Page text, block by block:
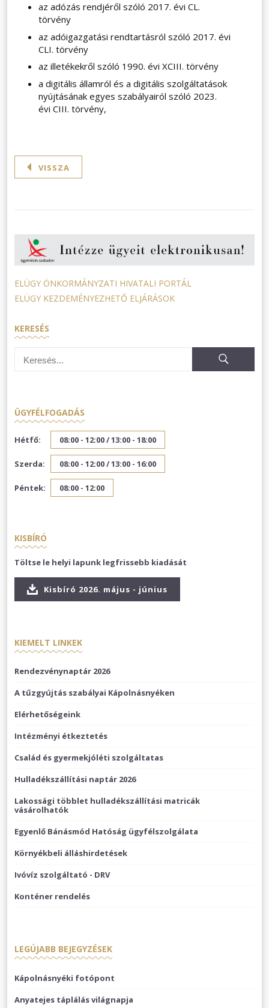
az adózás rendjéről szóló 2017. évi CL.
törvény
az adóigazgatási rendtartásról szóló 2017. évi
CLI. törvény
az illetékekről szóló 1990. évi XCIII. törvény
a digitális államról és a digitális szolgáltatások
nyújtásának egyes szabályairól szóló 2023.
évi CIII. törvény,
VISSZA
ELÜGY ÖNKORMÁNYZATI HIVATALI PORTÁL
ELÜGY KEZDEMÉNYEZHETŐ ELJÁRÁSOK
KERESÉS
ÜGYFÉLFOGADÁS
Hétfő: 08:00 - 12:00 /13:00 - 18:00
Szerda: 08:00 - 12:00 /13:00 - 16:00
Péntek: 08:00 - 12:00
KISBÍRÓ
Töltse le helyi lapunk legfrissebb kiadását
Kisbíró 2026. május - június
KIEMELT LINKEK
Rendezvénynaptár 2026
A tűzgyújtás szabályai Kápolnásnyéken
Elérhetőségeink
Intézményi étkeztetés
Család és gyermekjóléti szolgáltatas
Hulladékszállítási naptár 2026
Lakossági többlet hulladékszállítási matricák
vásárolhatók
Egyenlő Bánásmód Hatóság ügyfélszolgálata
Környékbeli álláshirdetések
Ivóvíz szolgáltató - DRV
Konténer rendelés
LEGÚJABB BEJEGYZÉSEK
Kápolnásnyéki fotópont
Anyatejes táplálás világnapja